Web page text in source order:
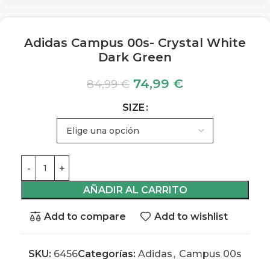
Adidas Campus 00s- Crystal White
Dark Green
84,99€ 74,99 €
SIZE
AÑADIR AL CARRITO
Add to compare Add to wishlist
SKU: 6456Categorías: Adidas , Campus 00s